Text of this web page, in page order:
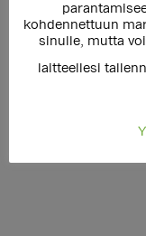
kohdennettuun
sinulle, mutta
laitteellesi